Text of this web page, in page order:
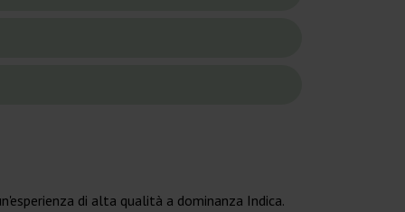
di alta qualità a dominanza Indica.